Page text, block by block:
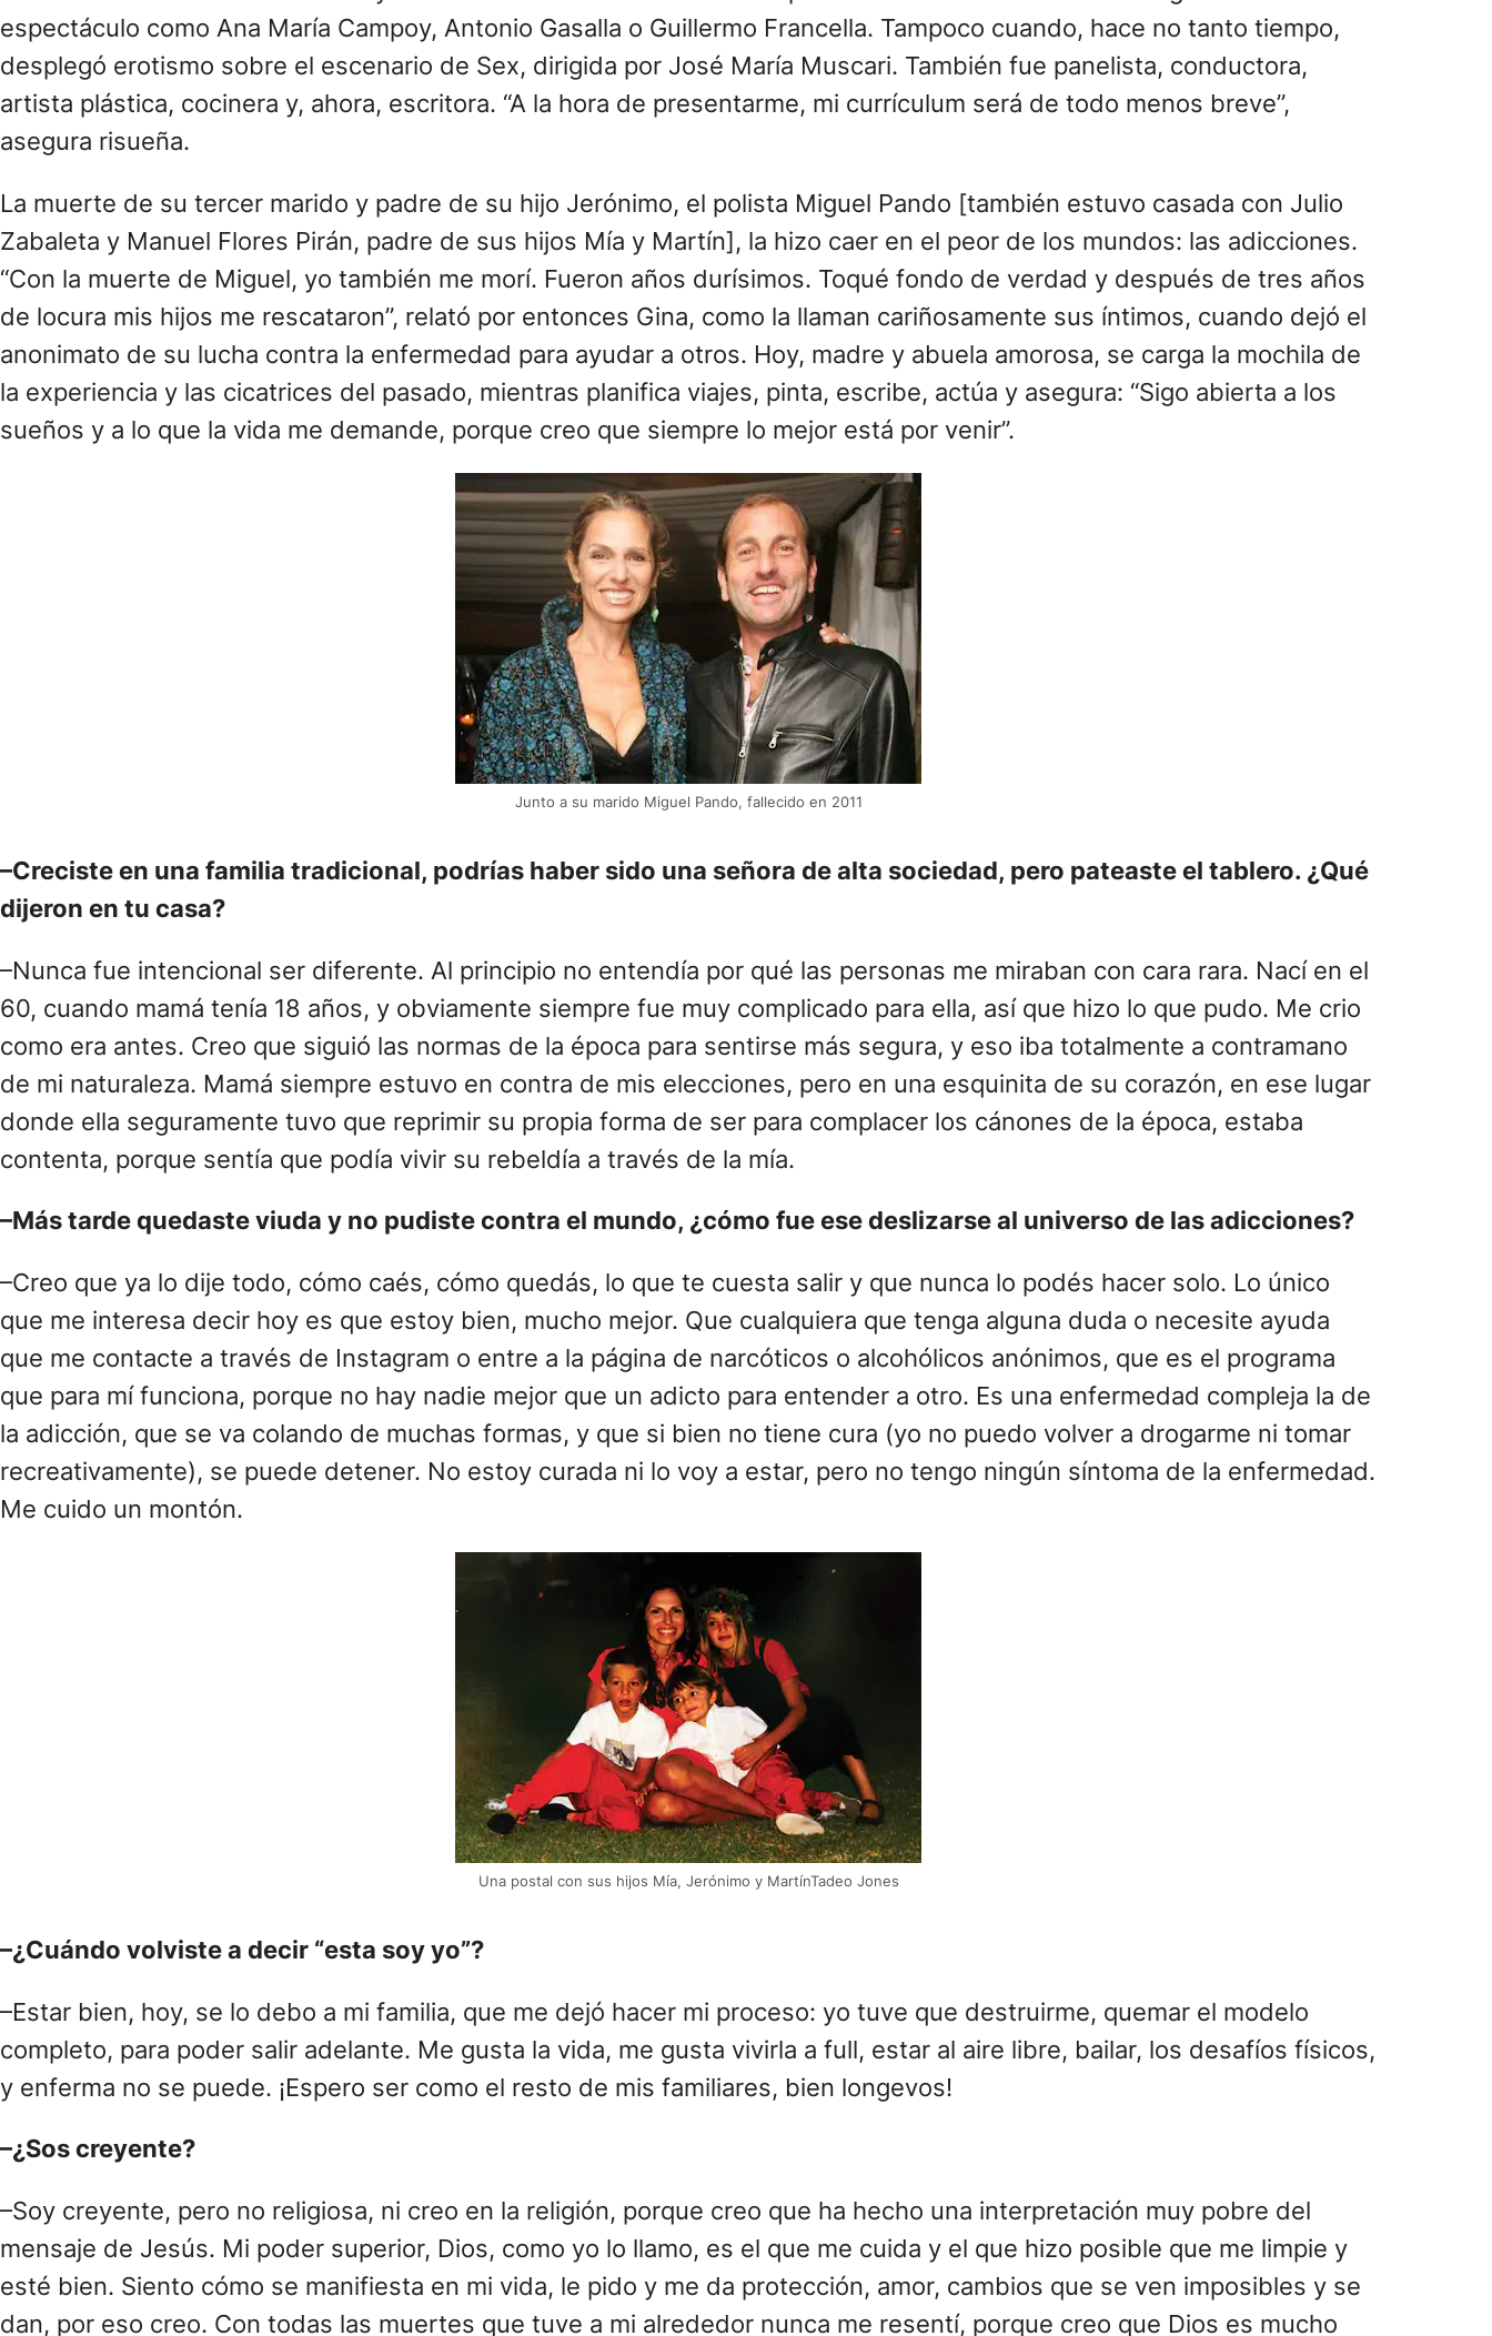
espectáculo como Ana María Campoy, Antonio Gasalla o Guillermo Francella. Tampoco cuando, hace no tanto tiempo,
desplegó erotismo sobre el escenario de Sex, dirigida por José María Muscari. También fue panelista, conductora,
artista plástica, cocinera y, ahora, escritora. “A la hora de presentarme, mi currículum será de todo menos breve”,
asegura risueña.
La muerte de su tercer marido y padre de su hijo Jerónimo, el polista Miguel Pando [también estuvo casada con Julio
Zabaleta y Manuel Flores Pirán, padre de sus hijos Mía y Martín], la hizo caer en el peor de los mundos: las adicciones.
“Con la muerte de Miguel, yo también me morí. Fueron años durísimos. Toqué fondo de verdad y después de tres años
de locura mis hijos me rescataron”, relató por entonces Gina, como la llaman cariñosamente sus íntimos, cuando dejó el
anonimato de su lucha contra la enfermedad para ayudar a otros. Hoy, madre y abuela amorosa, se carga la mochila de
la experiencia y las cicatrices del pasado, mientras planifica viajes, pinta, escribe, actúa y asegura: “Sigo abierta a los
sueños y a lo que la vida me demande, porque creo que siempre lo mejor está por venir”.
Junto a su marido Miguel Pando, fallecido en 2011
–Creciste en una familia tradicional, podrías haber sido una señora de alta sociedad, pero pateaste el tablero. ¿Qué
dijeron en tu casa?
–Nunca fue intencional ser diferente. Al principio no entendía por qué las personas me miraban con cara rara. Nací en el
60, cuando mamá tenía 18 años, y obviamente siempre fue muy complicado para ella, así que hizo lo que pudo. Me crio
como era antes. Creo que siguió las normas de la época para sentirse más segura, y eso iba totalmente a contramano
de mi naturaleza. Mamá siempre estuvo en contra de mis elecciones, pero en una esquinita de su corazón, en ese lugar
donde ella seguramente tuvo que reprimir su propia forma de ser para complacer los cánones de la época, estaba
contenta, porque sentía que podía vivir su rebeldía a través de la mía.
–Más tarde quedaste viuda y no pudiste contra el mundo, ¿cómo fue ese deslizarse al universo de las adicciones?
–Creo que ya lo dije todo, cómo caés, cómo quedás, lo que te cuesta salir y que nunca lo podés hacer solo. Lo único
que me interesa decir hoy es que estoy bien, mucho mejor. Que cualquiera que tenga alguna duda o necesite ayuda
que me contacte a través de Instagram o entre a la página de narcóticos o alcohólicos anónimos, que es el programa
que para mí funciona, porque no hay nadie mejor que un adicto para entender a otro. Es una enfermedad compleja la de
la adicción, que se va colando de muchas formas, y que si bien no tiene cura (yo no puedo volver a drogarme ni tomar
recreativamente), se puede detener. No estoy curada ni lo voy a estar, pero no tengo ningún síntoma de la enfermedad.
Me cuido un montón.
Una postal con sus hijos Mía, Jerónimo y MartínTadeo Jones
–¿Cuándo volviste a decir “esta soy yo”?
–Estar bien, hoy, se lo debo a mi familia, que me dejó hacer mi proceso: yo tuve que destruirme, quemar el modelo
completo, para poder salir adelante. Me gusta la vida, me gusta vivirla a full, estar al aire libre, bailar, los desafíos físicos,
y enferma no se puede. ¡Espero ser como el resto de mis familiares, bien longevos!
–¿Sos creyente?
–Soy creyente, pero no religiosa, ni creo en la religión, porque creo que ha hecho una interpretación muy pobre del
mensaje de Jesús. Mi poder superior, Dios, como yo lo llamo, es el que me cuida y el que hizo posible que me limpie y
esté bien. Siento cómo se manifiesta en mi vida, le pido y me da protección, amor, cambios que se ven imposibles y se
dan, por eso creo. Con todas las muertes que tuve a mi alrededor nunca me resentí, porque creo que Dios es mucho